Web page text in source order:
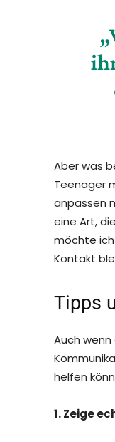
Aber was
Teenager
anpassen
eine Art,
möchte
Kontakt
Tipps
Auch
helfen
1. Zeige